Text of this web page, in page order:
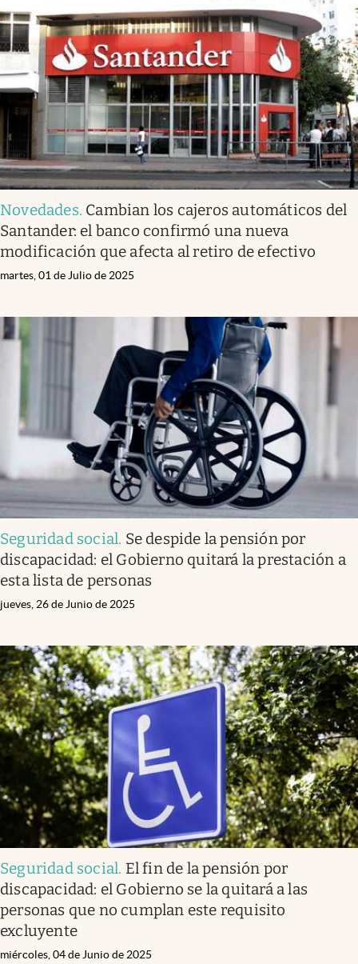
Novedades. Cambian los cajeros automáticos del
Santander: el banco confirmó una nueva
modificación que afecta al retiro de efectivo
martes, 01 de Julio de 2025
Seguridad social. Se despide la pensión por
discapacidad: el Gobierno quitará la prestación a
esta lista de personas
jueves, 26 de Junio de 2025
Seguridad social. El fin de la pensión por
discapacidad: el Gobierno se la quitará a las
personas que no cumplan este requisito
excluyente
miércoles, 04 de Junio de 2025